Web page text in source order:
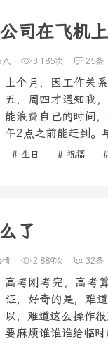
司在飞
八 3,185次 25条
上个月，因工作关
五，周四才通知我
能浪费自己的时间
午2点之前能赶到。
# 生日 # 祝福
了
情 2,889次 32条
高考刚考完，高考
证，好奇的是，难
以，难道这么操作
要麻烦谁谁谁给临